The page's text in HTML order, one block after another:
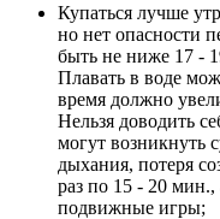
Купаться лучше
но нет опасности
быть не ниже 17 -
Плавать в воде
время должно
Нельзя доводить
могут возникнуть
дыхания, потеря
раз по 15 - 20 мин.,
подвижные игры;